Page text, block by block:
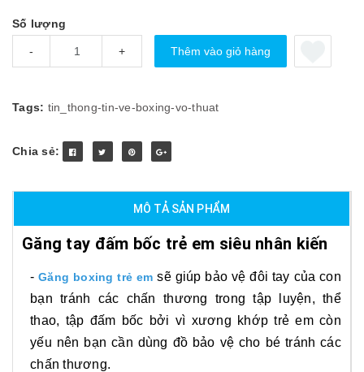
Số lượng
- + Thêm vào giỏ hàng
Tags: tin_thong-tin-ve-boxing-vo-thuat
Chia sẻ:
MÔ TẢ SẢN PHẨM
Găng tay đấm bốc trẻ em siêu nhân kiến
-Găng boxing trẻ em sẽ giúp bảo vệ đôi tay của con
bạn tránh các chấn thương trong tập luyện, thể
thao, tập đấm bốc bởi vì xương khớp trẻ em còn
yếu nên bạn cần dùng đồ bảo vệ cho bé tránh các
chấn thương.